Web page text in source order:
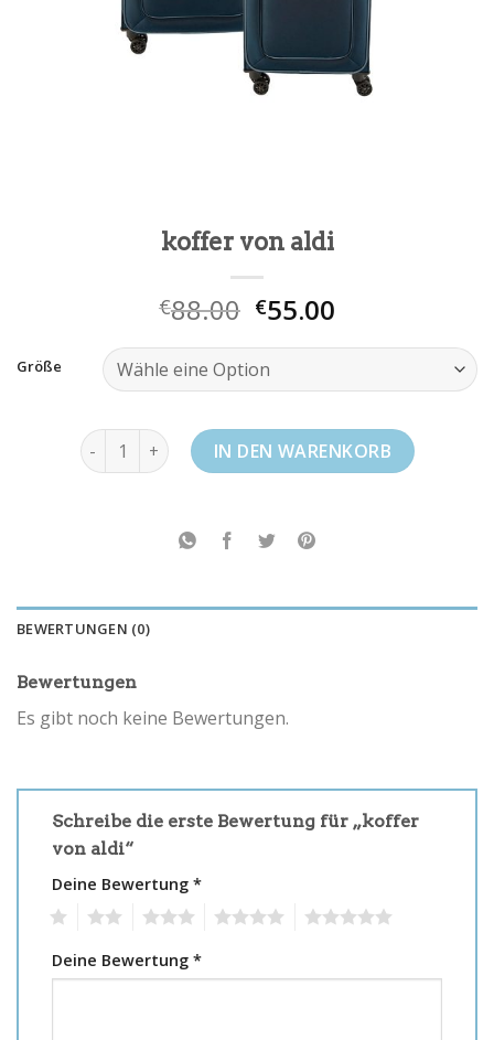
koffer von aldi
€88.00 €55.00
Größe
koffer von aldi MengeIN DEN WARENKORB
BEWERTUNGEN (0)
Bewertungen
Es gibt noch keine Bewertungen.
Schreibe die erste Bewertung für „koffer
von aldi“
Deine Bewertung *
Deine Bewertung *